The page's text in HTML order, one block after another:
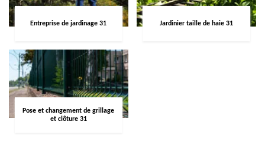
Entreprise de jardinage 31 Jardinier taille de haie 31
Pose et changement de grillage
et clôture 31